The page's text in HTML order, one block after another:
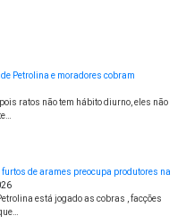
Petrolina e moradores cobram
ratos não tem hábito diurno, eles não
furtos de arames preocupa produtores na
está jogado as cobras , facções